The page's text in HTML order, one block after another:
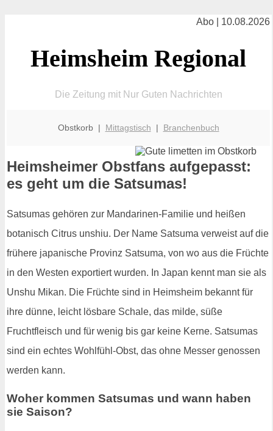
Abo | 10.08.2026
Heimsheim Regional
Die Zeitung mit Nur Guten Nachrichten
Obstkorb | Mittagstisch | Branchenbuch
Heimsheimer Obstfans aufgepasst:
es geht um die Satsumas!
Satsumas gehören zur Mandarinen-Familie und heißen
botanisch Citrus unshiu. Der Name Satsuma verweist auf die
frühere japanische Provinz Satsuma, von wo aus die Früchte
in den Westen exportiert wurden. In Japan kennt man sie als
Unshu Mikan. Die Früchte sind in Heimsheim bekannt für
ihre dünne, leicht lösbare Schale, das milde, süße
Fruchtfleisch und für wenig bis gar keine Kerne. Satsumas
sind ein echtes Wohlfühl-Obst, das ohne Messer genossen
werden kann.
Woher kommen Satsumas und wann haben
sie Saison?